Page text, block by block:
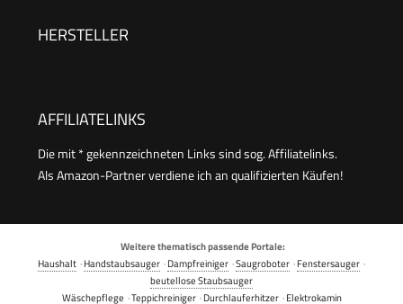
HERSTELLER
AFFILIATELINKS
Die mit * gekennzeichneten Links sind sog. Affiliatelinks.
Als Amazon-Partner verdiene ich an qualifizierten Käufen!
Weitere thematisch passende Portale:
Haushalt ·Handstaubsauger ·Dampfreiniger ·Saugroboter ·Fenstersauger ·
beutellose Staubsauger
Wäschepflege ·Teppichreiniger·Durchlauferhitzer·Elektrokamin